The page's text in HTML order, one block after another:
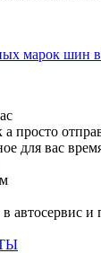
просто
для вас
автосервис и